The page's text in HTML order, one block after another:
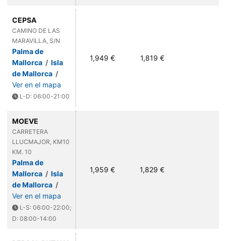
CEPSA
CAMINO DE LAS
MARAVILLA, S/N
Palma de
Mallorca / Isla
de Mallorca /
Ver en el mapa
L-D: 06:00-21:00
1,949 € 1,819 €
MOEVE
CARRETERA
LLUCMAJOR, KM10
KM. 10
Palma de
Mallorca / Isla
de Mallorca /
Ver en el mapa
L-S: 06:00-22:00;
D: 08:00-14:00
1,959 € 1,829 €